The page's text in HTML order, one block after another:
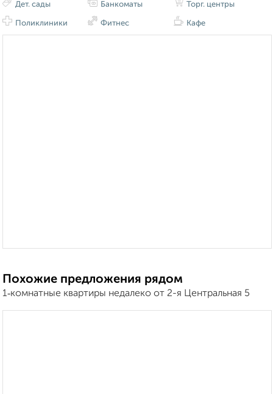
Дет. сады
Поликлиники
Банкоматы
Фитнес
Торг. центры
Кафе
Похожие предложения рядом
1‑комнатные квартиры недалеко от 2-я Центральная 5